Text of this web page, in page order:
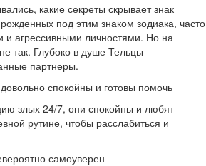
какие секреты скрывает знак
под этим знаком зодиака, часто
и агрессивными личностями. Но на
так. Глубоко в душе Тельцы
партнеры.
спокойны и готовы помочь
злых 24/7, они спокойны и любят
рутине, чтобы расслабиться и
самоуверен